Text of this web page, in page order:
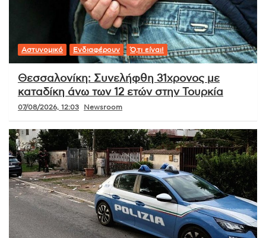
Αστυνομικό Ενδιαφέρουν Ό,τι είναι!
Θεσσαλονίκη: Συνελήφθη 31χρονος με
καταδίκη άνω των 12 ετών στην Τουρκία
07/08/2026, 12:03 Newsroom